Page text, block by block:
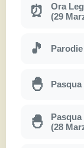
⏰
Ora
(29
🎵
🐣
🐣
Pasqua
(28